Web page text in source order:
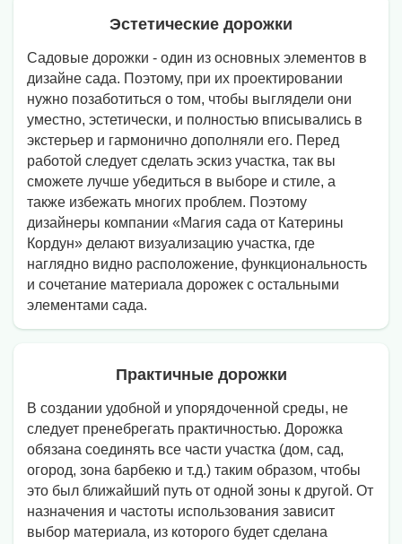
Эстетические дорожки
Садовые дорожки - один из основных элементов в
дизайне сада. Поэтому, при их проектировании
нужно позаботиться о том, чтобы выглядели они
уместно, эстетически, и полностью вписывались в
экстерьер и гармонично дополняли его. Перед
работой следует сделать эскиз участка, так вы
сможете лучше убедиться в выборе и стиле, а
также избежать многих проблем. Поэтому
дизайнеры компании «Магия сада от Катерины
Кордун» делают визуализацию участка, где
наглядно видно расположение, функциональность
и сочетание материала дорожек с остальными
элементами сада.
Практичные дорожки
В создании удобной и упорядоченной среды, не
следует пренебрегать практичностью. Дорожка
обязана соединять все части участка (дом, сад,
огород, зона барбекю и т.д.) таким образом, чтобы
это был ближайший путь от одной зоны к другой. От
назначения и частоты использования зависит
выбор материала, из которого будет сделана